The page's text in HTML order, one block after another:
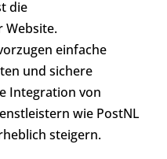
die
Website.
einfache
und sichere
Integration von
wie PostNL
steigern.